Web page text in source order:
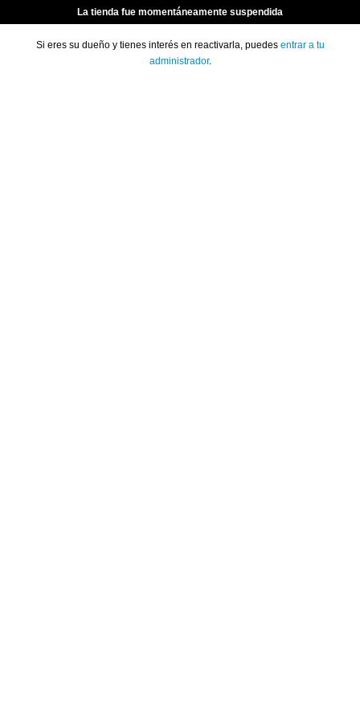
La tienda fue momentáneamente suspendida
Si eres su dueño y tienes interés en reactivarla, puedes entrar a tu
administrador.